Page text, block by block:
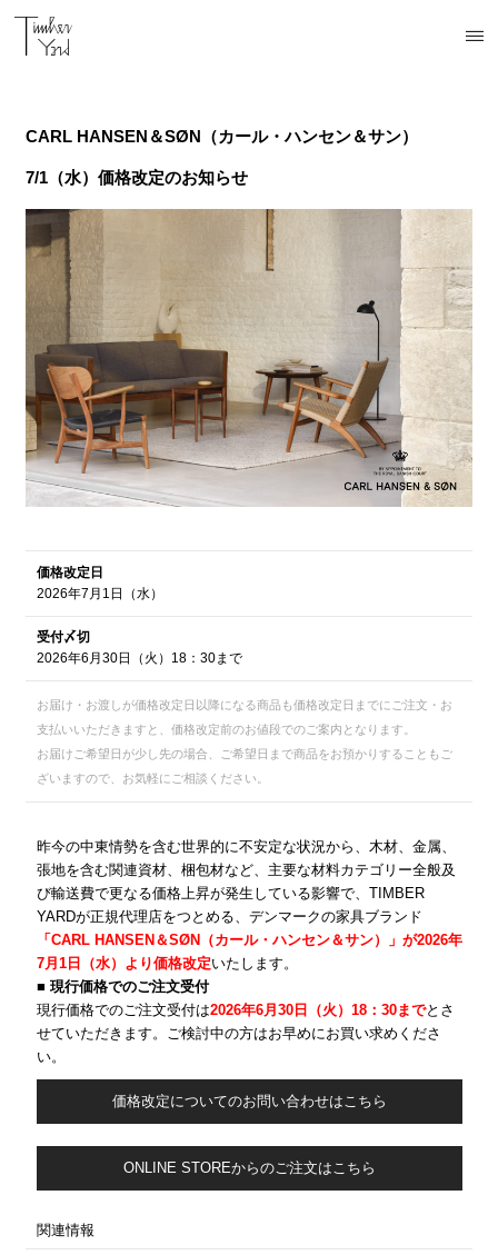
CARL HANSEN＆SØN（カール・ハンセン＆サン）
7/1（水）価格改定のお知らせ
価格改定日
2026年7月1日（水）
受付〆切
2026年6月30日（火）18：30まで
お届け・お渡しが価格改定日以降になる商品も価格改定日までにご注文・お
支払いいただきますと、価格改定前のお値段でのご案内となります。
お届けご希望日が少し先の場合、ご希望日まで商品をお預かりすることもご
ざいますので、お気軽にご相談ください。
昨今の中東情勢を含む世界的に不安定な状況から、木材、金属、
張地を含む関連資材、梱包材など、主要な材料カテゴリー全般及
び輸送費で更なる価格上昇が発生している影響で、TIMBER
YARDが正規代理店をつとめる、デンマークの家具ブランド
「CARL HANSEN＆SØN（カール・ハンセン＆サン）
」が2026年
7月1日（水）より価格改定いたします。
■ 現行価格でのご注文受付
現行価格でのご注文受付は2026年6月30日（火）18：30までとさ
せていただきます。ご検討中の方はお早めにお買い求めくださ
い。
価格改定についてのお問い合わせはこちら
ONLINE STOREからのご注文はこちら
関連情報